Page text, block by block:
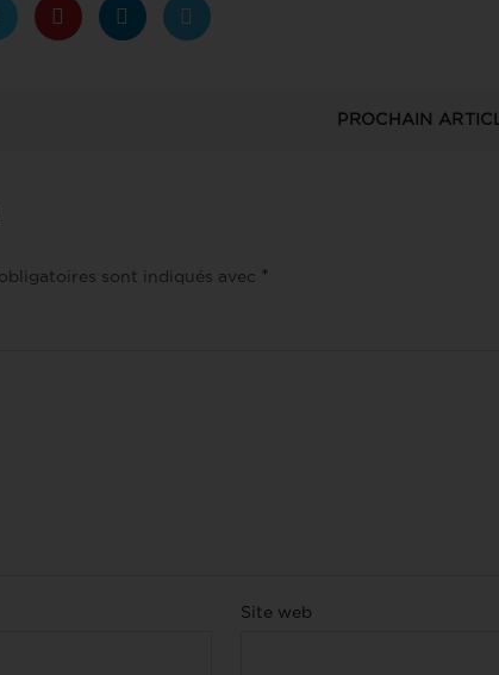
PROCHAIN
sont indiqués avec *
Site web